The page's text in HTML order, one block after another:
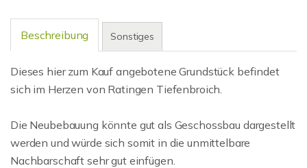
Beschreibung Sonstiges
Dieses hier zum Kauf angebotene Grundstück befindet
sich im Herzen von Ratingen Tiefenbroich.
Die Neubebauung könnte gut als Geschossbau dargestellt
werden und würde sich somit in die unmittelbare
Nachbarschaft sehr gut einfügen.